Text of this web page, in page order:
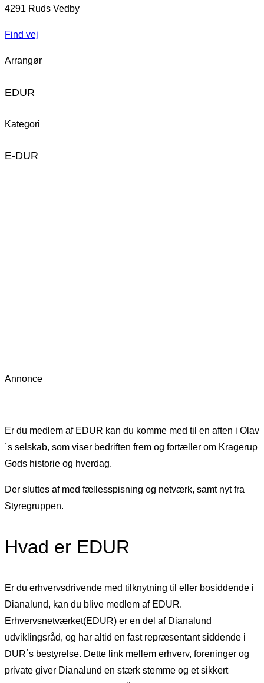
4291 Ruds Vedby
Find vej
Arrangør
EDUR
Kategori
E-DUR
Annonce
Er du medlem af EDUR kan du komme med til en aften i Olav
´s selskab, som viser bedriften frem og fortæller om Kragerup
Gods historie og hverdag.
Der sluttes af med fællesspisning og netværk, samt nyt fra
Styregruppen.
Hvad er EDUR
Er du erhvervsdrivende med tilknytning til eller bosiddende i
Dianalund, kan du blive medlem af EDUR.
Erhvervsnetværket(EDUR) er en del af Dianalund
udviklingsråd, og har altid en fast repræsentant siddende i
DUR´s bestyrelse. Dette link mellem erhverv, foreninger og
private giver Dianalund en stærk stemme og et sikkert